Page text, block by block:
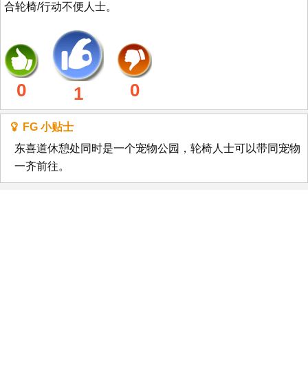
合轮椅/行动不便人士。
0 1 0
FG 小贴士
东喜道休憩处同时是一个宠物公园，轮椅人士可以带同宠物
一齐前往。